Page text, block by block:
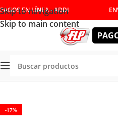
Skip to navigation
Skip to main content
PAGOS EN LÍNEA - ADDI
Tienda/HERRAMIENTAS
-17%